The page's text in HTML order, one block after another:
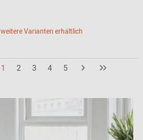
weitere Varianten erhältlich
1 2 3 4 5